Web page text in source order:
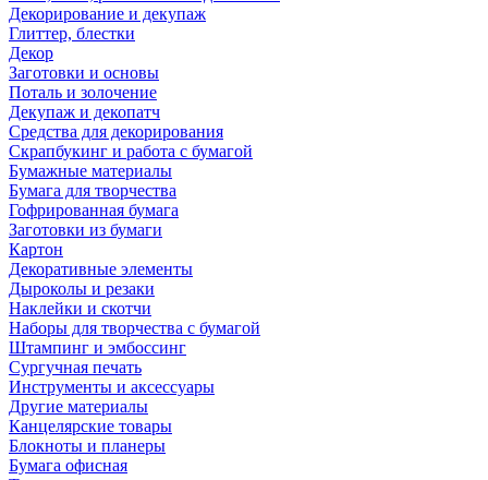
Декорирование и декупаж
Глиттер, блестки
Декор
Заготовки и основы
Поталь и золочение
Декупаж и декопатч
Средства для декорирования
Скрапбукинг и работа с бумагой
Бумажные материалы
Бумага для творчества
Гофрированная бумага
Заготовки из бумаги
Картон
Декоративные элементы
Дыроколы и резаки
Наклейки и скотчи
Наборы для творчества с бумагой
Штампинг и эмбоссинг
Сургучная печать
Инструменты и аксессуары
Другие материалы
Канцелярские товары
Блокноты и планеры
Бумага офисная